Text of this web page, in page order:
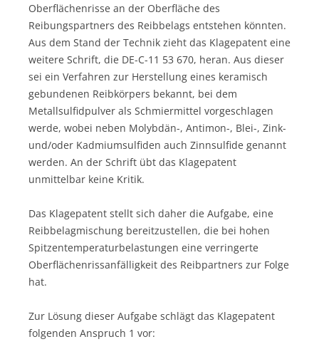
Oberflächenrisse an der Oberfläche des
Reibungspartners des Reibbelags entstehen könnten.
Aus dem Stand der Technik zieht das Klagepatent eine
weitere Schrift, die DE-C-11 53 670, heran. Aus dieser
sei ein Verfahren zur Herstellung eines keramisch
gebundenen Reibkörpers bekannt, bei dem
Metallsulfidpulver als Schmiermittel vorgeschlagen
werde, wobei neben Molybdän-, Antimon-, Blei-, Zink-
und/oder Kadmiumsulfiden auch Zinnsulfide genannt
werden. An der Schrift übt das Klagepatent
unmittelbar keine Kritik.
Das Klagepatent stellt sich daher die Aufgabe, eine
Reibbelagmischung bereitzustellen, die bei hohen
Spitzentemperaturbelastungen eine verringerte
Oberflächenrissanfälligkeit des Reibpartners zur Folge
hat.
Zur Lösung dieser Aufgabe schlägt das Klagepatent
folgenden Anspruch 1 vor: